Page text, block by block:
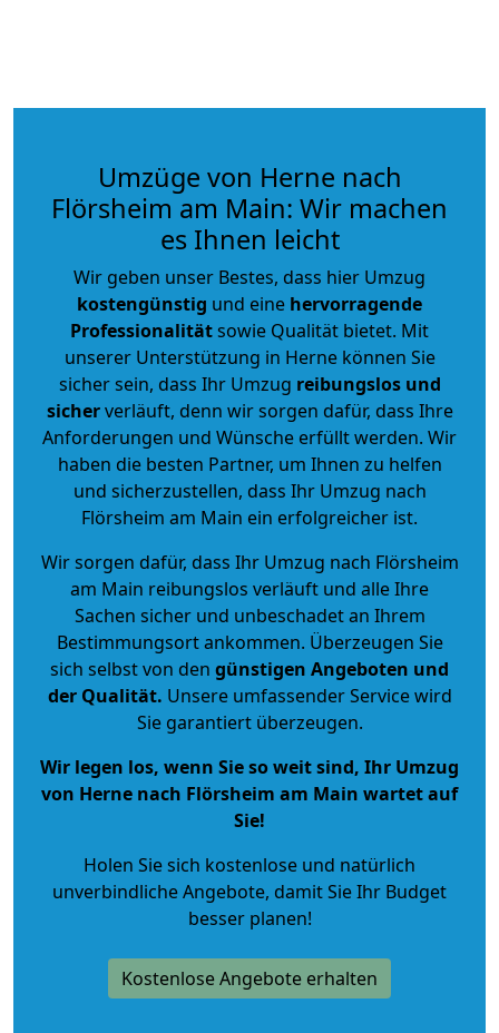
Umzüge von Herne nach
Flörsheim am Main: Wir machen
es Ihnen leicht
Wir geben unser Bestes, dass hier Umzug
kostengünstig und eine hervorragende
Professionalitätsowie Qualität bietet. Mit
unserer Unterstützung in Herne können Sie
sicher sein, dass Ihr Umzug reibungslos und
sicherverläuft, denn wir sorgen dafür, dass Ihre
Anforderungen und Wünsche erfüllt werden. Wir
haben die besten Partner, um Ihnen zu helfen
und sicherzustellen, dass Ihr Umzug nach
Flörsheim am Main ein erfolgreicher ist.
Wir sorgen dafür, dass Ihr Umzug nach Flörsheim
am Main reibungslos verläuft und alle Ihre
Sachen sicher und unbeschadet an Ihrem
Bestimmungsort ankommen. Überzeugen Sie
sich selbst von den günstigen Angeboten und
der Qualität. Unsere umfassender Service wird
Sie garantiert überzeugen.
Wir legen los, wenn Sie so weit sind, Ihr Umzug
von Herne nach Flörsheim am Main wartet auf
Sie!
Holen Sie sich kostenlose und natürlich
unverbindliche Angebote, damit Sie Ihr Budget
besser planen!
Kostenlose Angebote erhalten